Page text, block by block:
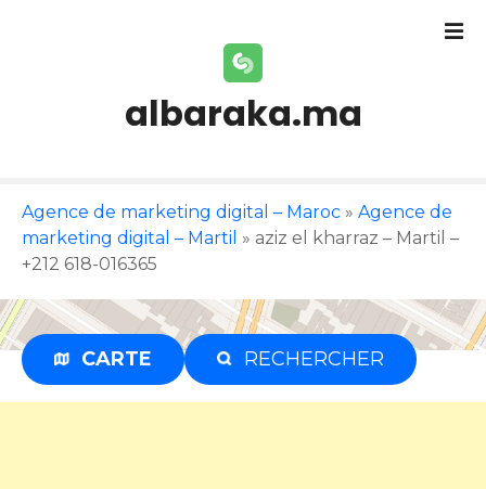
n
t
albaraka.ma
Agence de marketing digital – Maroc » Agence de
marketing digital – Martil » aziz el kharraz – Martil –
+212 618-016365
CARTE RECHERCHER
Publicité